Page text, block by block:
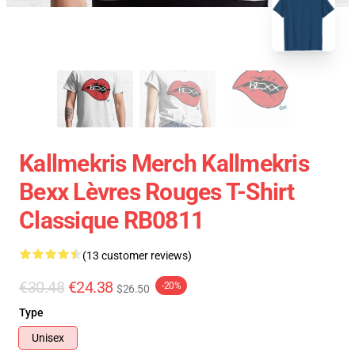
Kallmekris Merch Kallmekris
Bexx Lèvres Rouges T-Shirt
Classique RB0811
(13 customer reviews)
€30.48 €24.38 $26.50 -20%
Type
Unisex